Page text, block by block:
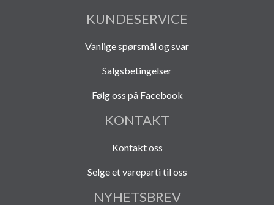
KUNDESERVICE
Vanlige spørsmål og svar
Salgsbetingelser
Følg oss på Facebook
KONTAKT
Kontakt oss
Selge et vareparti til oss
NYHETSBREV